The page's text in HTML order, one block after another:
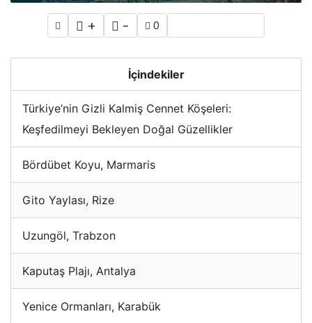
+ - 0
İçindekiler
Türkiye’nin Gizli Kalmiş Cennet Köşeleri:
Keşfedilmeyi Bekleyen Doğal Güzellikler
Bördübet Koyu, Marmaris
Gito Yaylası, Rize
Uzungöl, Trabzon
Kaputaş Plajı, Antalya
Yenice Ormanları, Karabük